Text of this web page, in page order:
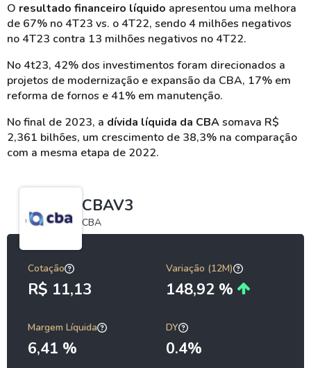
O resultado financeiro líquido apresentou uma melhora
de 67% no 4T23 vs. o 4T22, sendo 4 milhões negativos
no 4T23 contra 13 milhões negativos no 4T22.
No 4t23, 42% dos investimentos foram direcionados a
projetos de modernização e expansão da CBA, 17% em
reforma de fornos e 41% em manutenção.
No final de 2023, a dívida líquida da CBAsomava R$
2,361 bilhões, um crescimento de 38,3% na comparação
com a mesma etapa de 2022.
CBAV3
CBA
Cotação
R$ 11,13
Variação (12M)
148,92 %
Margem Líquida
6,41 %
DY
0.4%